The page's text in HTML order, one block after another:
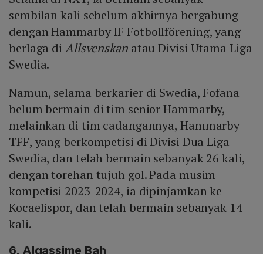
sembilan kali sebelum akhirnya bergabung
dengan Hammarby IF Fotbollförening, yang
berlaga di Allsvenskanatau Divisi Utama Liga
Swedia.
Namun, selama berkarier di Swedia, Fofana
belum bermain di tim senior Hammarby,
melainkan di tim cadangannya, Hammarby
TFF, yang berkompetisi di Divisi Dua Liga
Swedia, dan telah bermain sebanyak 26 kali,
dengan torehan tujuh gol. Pada musim
kompetisi 2023-2024, ia dipinjamkan ke
Kocaelispor, dan telah bermain sebanyak 14
kali.
6. Algassime Bah